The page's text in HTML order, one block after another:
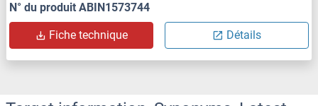
N° du produit ABIN1573744
Fiche technique Détails